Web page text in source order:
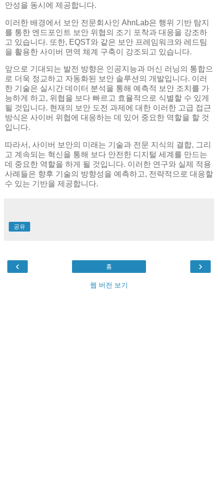
안성을 동시에 제공합니다.
이러한 배경에서 보안 전문회사인 AhnLab은 행위 기반 탐지
를 통한 엔드포인트 보안 위협의 조기 포착과 대응을 강조하
고 있습니다. 또한, EQST와 같은 보안 프레임워크와 레드팀
을 활용한 사이버 면역 체계 구축이 강조되고 있습니다.
앞으로 기대되는 발전 방향은 인공지능과 머신 러닝의 통합으
로 더욱 정교하고 자동화된 보안 솔루션의 개발입니다. 이러
한 기술은 실시간 데이터 분석을 통해 예측적 보안 조치를 가
능하게 하고, 위협을 보다 빠르고 효율적으로 식별할 수 있게
될 것입니다. 현재의 보안 도전 과제에 대한 이러한 고급 접근
방식은 사이버 위협에 대응하는 데 있어 중요한 역할을 할 것
입니다.
따라서, 사이버 보안의 미래는 기술과 전문 지식의 결합, 그리
고 계속되는 혁신을 통해 보다 안전한 디지털 세계를 만드는
데 중요한 역할을 하게 될 것입니다. 이러한 연구와 실제 적용
사례들은 향후 기술의 방향성을 예측하고, 전략적으로 대응할
수 있는 기반을 제공합니다.
공유
‹ ›
홈
웹 버전 보기